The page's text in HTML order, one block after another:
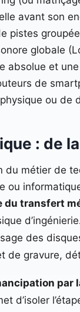
avant son
pistes
globale
absolue et
de
ou de
: de
du métier de
ou
du transfert
des
de gravure,
par
d’isoler